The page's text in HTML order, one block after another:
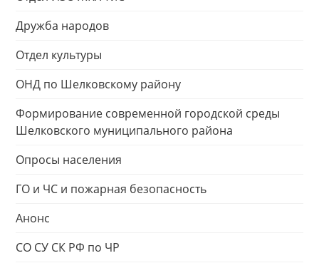
Дружба народов
Отдел культуры
ОНД по Шелковскому району
Формирование современной городской среды
Шелковского муниципального района
Опросы населения
ГО и ЧС и пожарная безопасность
Анонс
СО СУ СК РФ по ЧР